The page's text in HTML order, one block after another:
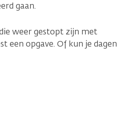
gaan.
weer gestopt zijn met
een opgave. Of kun je dagen